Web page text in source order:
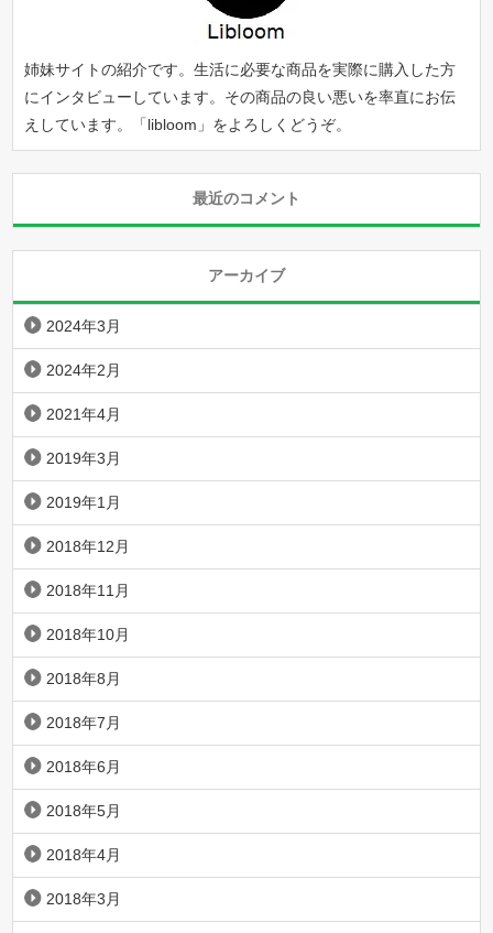
姉妹サイトの紹介です。生活に必要な商品を実際に購入した方
にインタビューしています。その商品の良い悪いを率直にお伝
えしています。「libloom 」をよろしくどうぞ。
最近のコメント
アーカイブ
2024年3月
2024年2月
2021年4月
2019年3月
2019年1月
2018年12月
2018年11月
2018年10月
2018年8月
2018年7月
2018年6月
2018年5月
2018年4月
2018年3月